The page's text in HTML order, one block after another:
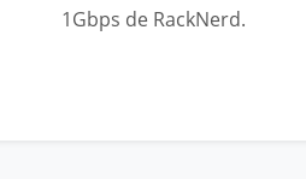
1Gbps de RackNerd.